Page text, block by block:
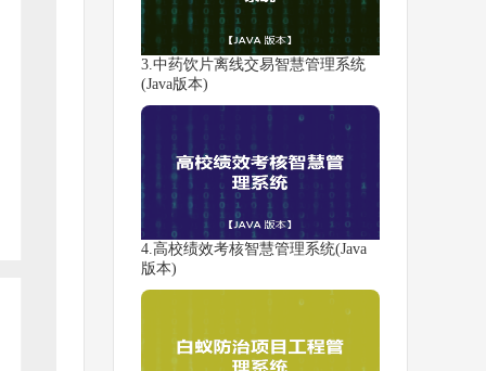
3.中药饮片离线交易智慧管理系统
(Java版本)
4.高校绩效考核智慧管理系统(Java
版本)